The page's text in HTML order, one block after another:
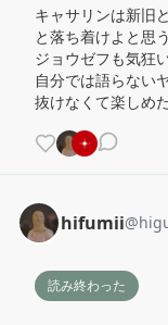
キャサリンは新旧
と落ち着けよと思
ジョウゼフも気狂
自分では語らない
抜けなくて楽しめた
hifumii@
読み終わった